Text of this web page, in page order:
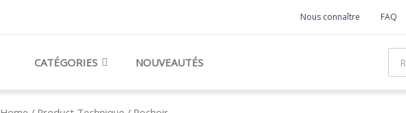
Nous connaître FAQ
CATÉGORIES NOUVEAUTÉS